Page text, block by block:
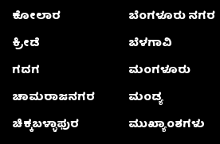
ಕೋಲಾರ
ಕ್ರೀಡೆ
ಗದಗ
ಚಾಮರಾಜನಗರ
ಚಿಕ್ಕಬಳ್ಳಾಫುರ
ಬೆಂಗಳೂರು ನಗರ
ಬೆಳಗಾವಿ
ಮಂಗಳೂರು
ಮಂಡ್ಯ
ಮುಖ್ಯಾಂಶಗಳು